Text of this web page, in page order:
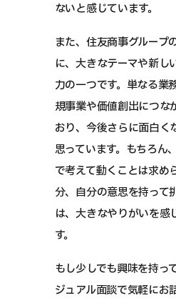
ないと感じています。
また、住友商事グループ
に、大きなテーマや新し
力の一つです。単なる業
規事業や価値創出につな
おり、今後さらに面白く
思っています。もちろん
で考えて動くことは求め
分、自分の意思を持って
は、大きなやりがいを感
す。
もし少しでも興味を持っ
ジュアル面談で気軽にお